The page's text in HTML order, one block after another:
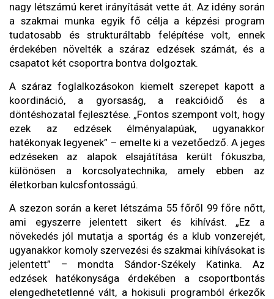
nagy létszámú keret irányítását vette át. Az idény során
a szakmai munka egyik fő célja a képzési program
tudatosabb és strukturáltabb felépítése volt, ennek
érdekében növelték a száraz edzések számát, és a
csapatot két csoportra bontva dolgoztak.
A száraz foglalkozásokon kiemelt szerepet kapott a
koordináció, a gyorsaság, a reakcióidő és a
döntéshozatal fejlesztése. „Fontos szempont volt, hogy
ezek az edzések élményalapúak, ugyanakkor
hatékonyak legyenek” – emelte ki a vezetőedző. A jeges
edzéseken az alapok elsajátítása került fókuszba,
különösen a korcsolyatechnika, amely ebben az
életkorban kulcsfontosságú.
A szezon során a keret létszáma 55 főről 99 főre nőtt,
ami egyszerre jelentett sikert és kihívást. „Ez a
növekedés jól mutatja a sportág és a klub vonzerejét,
ugyanakkor komoly szervezési és szakmai kihívásokat is
jelentett” – mondta Sándor-Székely Katinka. Az
edzések hatékonysága érdekében a csoportbontás
elengedhetetlenné vált, a hokisuli programból érkezők